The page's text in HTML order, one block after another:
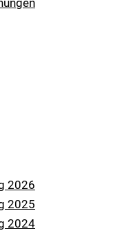
2026
2025
2024